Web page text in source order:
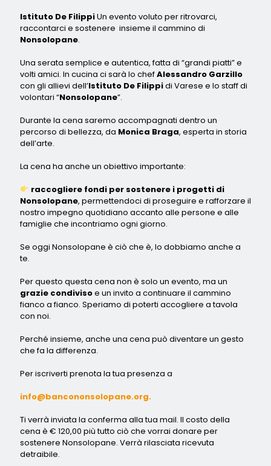
Istituto De FilippiUn evento voluto per ritrovarci,
raccontarci e sostenere insieme il cammino di
Nonsolopane.
Una serata semplice e autentica, fatta di “grandi piatti” e
volti amici. In cucina ci sarà lo chefAlessandro Garzillo
con gli allievi dell’Istituto De Filippidi Varese e lo staff di
volontari “Nonsolopane”.
Durante la cena saremo accompagnati dentro un
percorso di bellezza, da Monica Braga, esperta in storia
dell’arte.
La cena ha anche un obiettivo importante:
raccogliere fondi per sostenere i progetti di
Nonsolopane, permettendoci di proseguire e rafforzare il
nostro impegno quotidiano accanto alle persone e alle
famiglie che incontriamo ogni giorno.
Se oggi Nonsolopane è ciò che è, lo dobbiamo anche a
te.
Per questo questa cena non è solo un evento, ma un
grazie condivisoe un invito a continuare il cammino
fianco a fianco. Speriamo di poterti accogliere a tavola
con noi.
Perché insieme, anche una cena può diventare un gesto
che fa la differenza.
Per iscriverti prenota la tua presenza a
info@bancononsolopane.org.
Ti verrà inviata la conferma alla tua mail. Il costo della
cena è € 120,00 più tutto ciò che vorrai donare per
sostenere Nonsolopane. Verrà rilasciata ricevuta
detraibile.